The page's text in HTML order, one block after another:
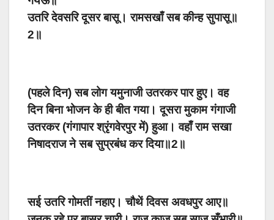
उतरि देवसरि दूसर बासू। रामसखाँ सब कीन्ह सुपासू॥
2॥
(पहले दिन) सब लोग यमुनाजी उतरकर पार हुए। वह
दिन बिना भोजन के ही बीत गया। दूसरा मुकाम गंगाजी
उतरकर (गंगापार श्रृंगवेरपुर में) हुआ। वहाँ राम सखा
निषादराज ने सब सुप्रबंध कर दिया॥2॥
सई उतरि गोमतीं नहाए। चौथें दिवस अवधपुर आए॥